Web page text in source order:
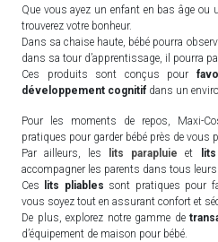
Que vous ayez un enfant en bas âge
trouverez votre bonheur.
Dans sa chaise haute, bébé pourra
dans sa tour d’apprentissage, il pourra
Ces produits sont conçus pour
développement cognitif dans un
Pour les moments de repos, Maxi-
pratiques pour garder bébé près de vous
Par ailleurs, les
lits parapluie et lits
accompagner les parents dans tous
Ces
lits pliables sont pratiques pour
vous soyez tout en assurant confort et
De plus, explorez notre gamme de
d’équipement de maison pour bébé.